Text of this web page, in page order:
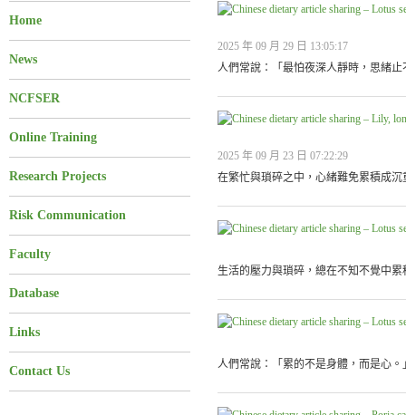
Home
News
NCFSER
Online Training
Research Projects
Risk Communication
Faculty
Database
Links
Contact Us
2025 年 09 月 29 日 13:05:17
人們常說：「最怕夜深人靜時，思緒
2025 年 09 月 23 日 07:22:29
在繁忙與瑣碎之中，心緒難免累積成
生活的壓力與瑣碎，總在不知不覺中
人們常說：「累的不是身體，而是心